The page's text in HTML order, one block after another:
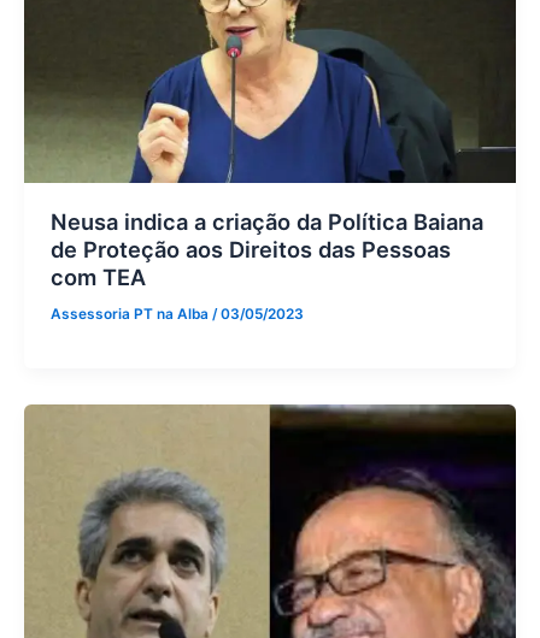
Neusa indica a criação da Política Baiana
de Proteção aos Direitos das Pessoas
com TEA
Assessoria PT na Alba /03/05/2023